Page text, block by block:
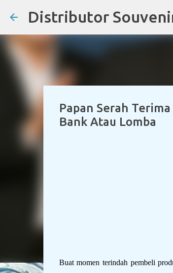
Papan Serah
Bank Atau Lomba
Buat momen terindah pembeli